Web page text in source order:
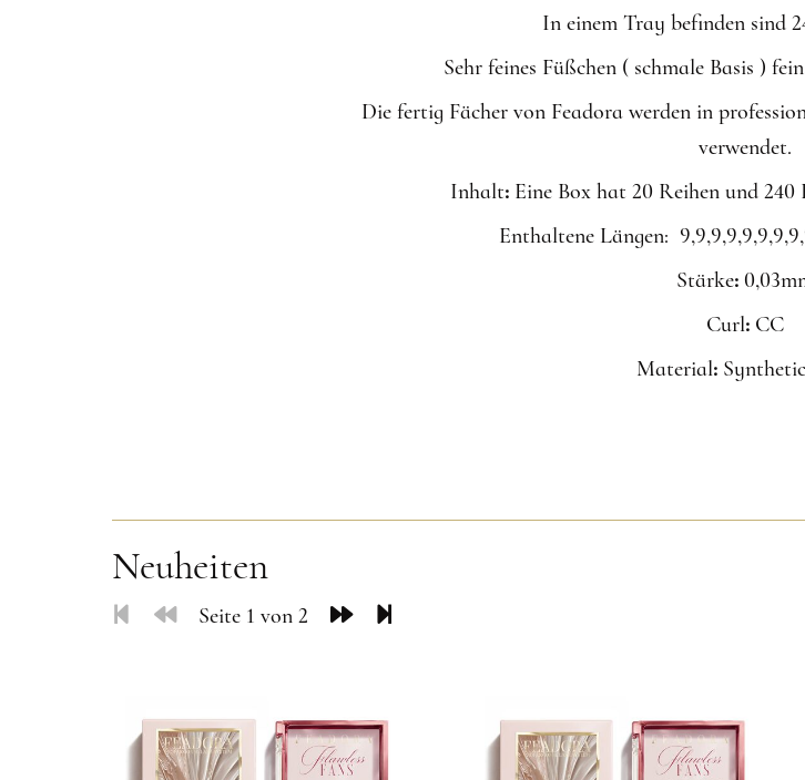
In einem Tray befinden sind
Sehr feines Füßchen ( schmale Basis )
Die fertig Fächer von Feadora werden in
verwendet.
Inhalt: Eine Box hat 20 Reihen und 240
Enthaltene Längen:
Stärke:
Curl:CC
Material:
Neuheiten
Seite 1 von 2